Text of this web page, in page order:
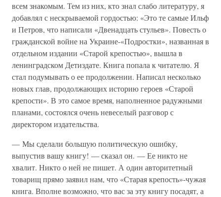
всем знакомым. Тем из них, кто знал слабо литературу, я
добавлял с нескрываемой гордостью: «Это те самые Ильф
и Петров, что написали «Двенадцать стульев». Повесть о
гражданской войне на Украине-«Подростки», названная в
отдельном издании «Старой крепостью», вышла в
ленинградском Детиздате. Книга попала к читателю. Я
стал подумывать о ее продолжении. Написал несколько
новых глав, продолжающих историю героев «Старой
крепости». В это самое время, наполненное радужными
планами, состоялся очень невеселый разговор с
директором издательства.
— Мы сделали большую политическую ошибку,
выпустив вашу книгу! — сказал он. — Ее никто не
хвалит. Никто о ней не пишет. А один авторитетный
товарищ прямо заявил нам, что «Старая крепость»-чужая
книга. Вполне возможно, что вас за эту книгу посадят, а